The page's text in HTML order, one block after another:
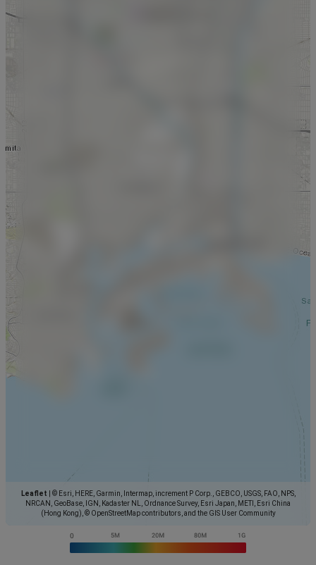
Leaflet
© Esri, HERE, Garmin, Intermap, increment P Corp., GEBCO, USGS, FAO, NPS,
NRCAN, GeoBase, IGN, Kadaster NL, Ordnance Survey, Esri Japan, METI, Esri China
(Hong Kong), © OpenStreetMap contributors, and the GIS User Community